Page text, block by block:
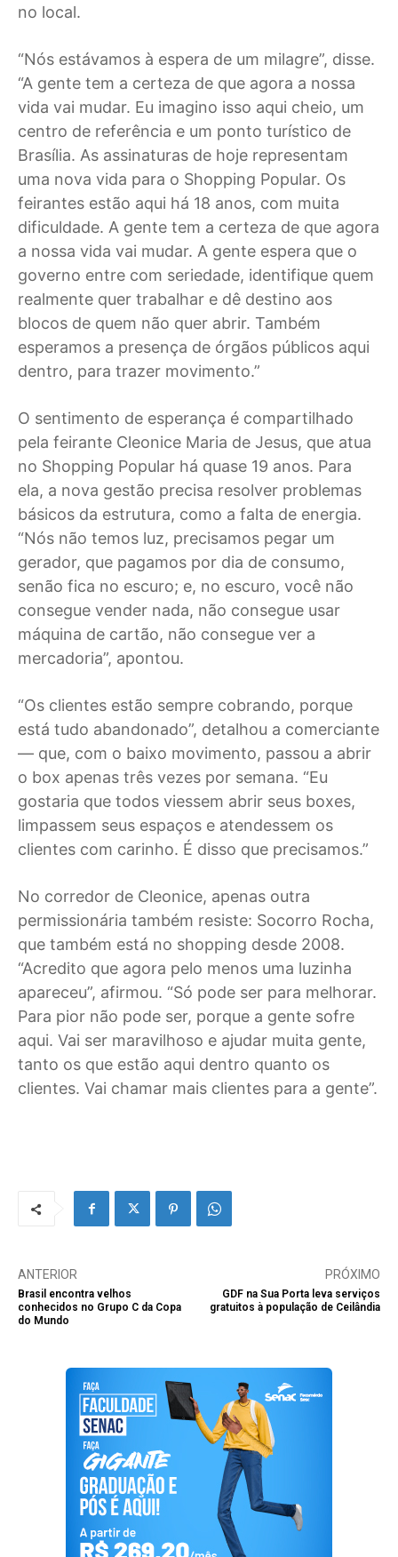
no local.
“Nós estávamos à espera de um milagre”, disse.
“A gente tem a certeza de que agora a nossa
vida vai mudar. Eu imagino isso aqui cheio, um
centro de referência e um ponto turístico de
Brasília. As assinaturas de hoje representam
uma nova vida para o Shopping Popular. Os
feirantes estão aqui há 18 anos, com muita
dificuldade. A gente tem a certeza de que agora
a nossa vida vai mudar. A gente espera que o
governo entre com seriedade, identifique quem
realmente quer trabalhar e dê destino aos
blocos de quem não quer abrir. Também
esperamos a presença de órgãos públicos aqui
dentro, para trazer movimento.”
O sentimento de esperança é compartilhado
pela feirante Cleonice Maria de Jesus, que atua
no Shopping Popular há quase 19 anos. Para
ela, a nova gestão precisa resolver problemas
básicos da estrutura, como a falta de energia.
“Nós não temos luz, precisamos pegar um
gerador, que pagamos por dia de consumo,
senão fica no escuro; e, no escuro, você não
consegue vender nada, não consegue usar
máquina de cartão, não consegue ver a
mercadoria”, apontou.
“Os clientes estão sempre cobrando, porque
está tudo abandonado”, detalhou a comerciante
— que, com o baixo movimento, passou a abrir
o box apenas três vezes por semana. “Eu
gostaria que todos viessem abrir seus boxes,
limpassem seus espaços e atendessem os
clientes com carinho. É disso que precisamos.”
No corredor de Cleonice, apenas outra
permissionária também resiste: Socorro Rocha,
que também está no shopping desde 2008.
“Acredito que agora pelo menos uma luzinha
apareceu”, afirmou. “Só pode ser para melhorar.
Para pior não pode ser, porque a gente sofre
aqui. Vai ser maravilhoso e ajudar muita gente,
tanto os que estão aqui dentro quanto os
clientes. Vai chamar mais clientes para a gente”.
ANTERIOR
Brasil encontra velhos
conhecidos no Grupo C da Copa
do Mundo
PRÓXIMO
GDF na Sua Porta leva serviços
gratuitos à população de Ceilândia